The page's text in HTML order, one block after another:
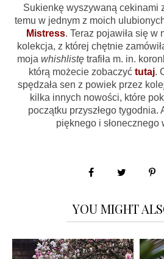
Sukienkę wyszywaną cekinami
temu w jednym z moich
Mistress. Teraz pojawiła się w
kolekcja, z której chętnie
moja whishlistętrafiła m. in.
którą możecie zobaczyć tutaj.
spędzała sen z powiek przez
kilka innych nowości, które
początku przyszłego tygodnia.
pięknego i słonecznego
YOU MIGHT